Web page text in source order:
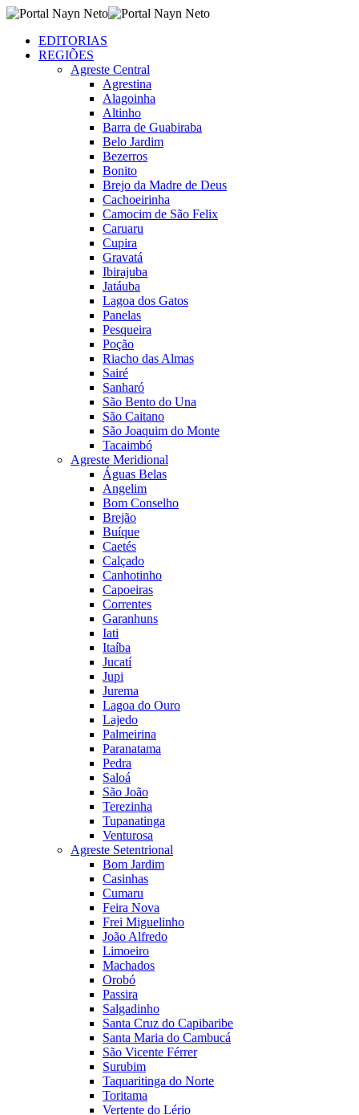
EDITORIAS
REGIÕES
Agreste Central
Agrestina
Alagoinha
Altinho
Barra de Guabiraba
Belo Jardim
Bezerros
Bonito
Brejo da Madre de Deus
Cachoeirinha
Camocim de São Felix
Caruaru
Cupira
Gravatá
Ibirajuba
Jatáuba
Lagoa dos Gatos
Panelas
Pesqueira
Poção
Riacho das Almas
Sairé
Sanharó
São Bento do Una
São Caitano
São Joaquim do Monte
Tacaimbó
Agreste Meridional
Águas Belas
Angelim
Bom Conselho
Brejão
Buíque
Caetés
Calçado
Canhotinho
Capoeiras
Correntes
Garanhuns
Iati
Itaíba
Jucatí
Jupi
Jurema
Lagoa do Ouro
Lajedo
Palmeirina
Paranatama
Pedra
Saloá
São João
Terezinha
Tupanatinga
Venturosa
Agreste Setentrional
Bom Jardim
Casinhas
Cumaru
Feira Nova
Frei Miguelinho
João Alfredo
Limoeiro
Machados
Orobó
Passira
Salgadinho
Santa Cruz do Capibaribe
Santa Maria do Cambucá
São Vicente Férrer
Surubim
Taquaritinga do Norte
Toritama
Vertente do Lério